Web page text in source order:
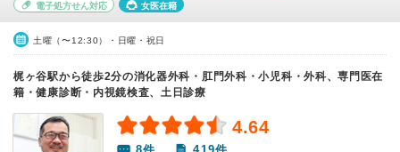
電子処方せん対応 女医在籍
土曜（〜12:30）・日曜・祝日
梶ヶ谷駅から徒歩2分の消化器外科・肛門外科・小児科・外科、専門医在
籍・健康診断・内視鏡検査、土日診療
4.64